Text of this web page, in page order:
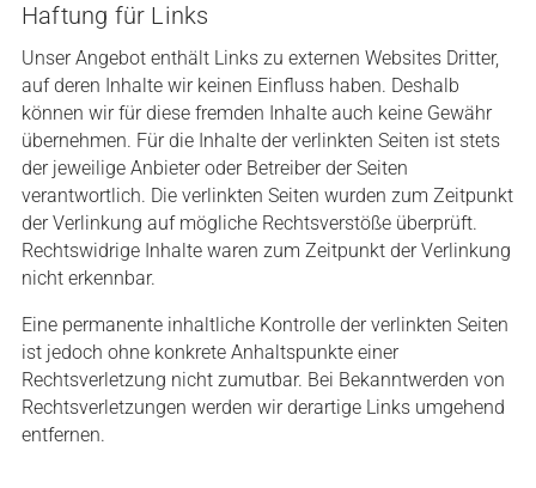
Haftung für Links
Unser Angebot enthält Links zu externen Websites Dritter,
auf deren Inhalte wir keinen Einfluss haben. Deshalb
können wir für diese fremden Inhalte auch keine Gewähr
übernehmen. Für die Inhalte der verlinkten Seiten ist stets
der jeweilige Anbieter oder Betreiber der Seiten
verantwortlich. Die verlinkten Seiten wurden zum Zeitpunkt
der Verlinkung auf mögliche Rechtsverstöße überprüft.
Rechtswidrige Inhalte waren zum Zeitpunkt der Verlinkung
nicht erkennbar.
Eine permanente inhaltliche Kontrolle der verlinkten Seiten
ist jedoch ohne konkrete Anhaltspunkte einer
Rechtsverletzung nicht zumutbar. Bei Bekanntwerden von
Rechtsverletzungen werden wir derartige Links umgehend
entfernen.